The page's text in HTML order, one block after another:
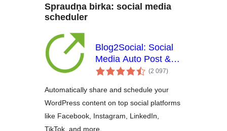
Spraudņa birka: social media
scheduler
Blog2Social: Social
Media Auto Post &
Scheduler
(2 097vērtējumu
kopsumma
)
Automatically share and schedule your
WordPress content on top social platforms
like Facebook, Instagram, LinkedIn,
TikTok, and more.